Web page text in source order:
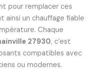
pour remplacer ces
ainsi un chauffage fiable
Chaque
27930, c’est
compatibles avec
ou modernes.